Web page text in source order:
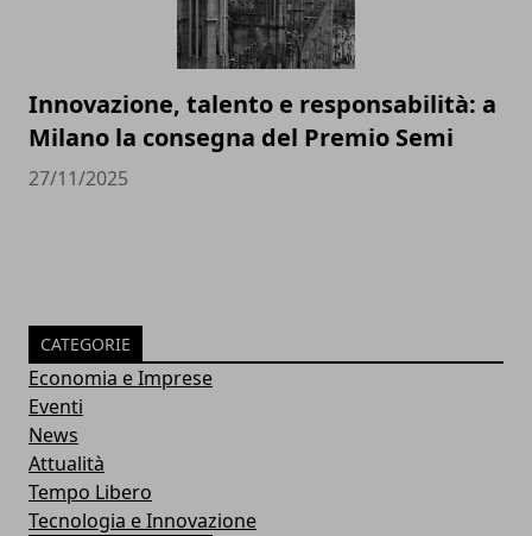
Innovazione, talento e responsabilità: a
Milano la consegna del Premio Semi
27/11/2025
CATEGORIE
Economia e Imprese
Eventi
News
Attualità
Tempo Libero
Tecnologia e Innovazione